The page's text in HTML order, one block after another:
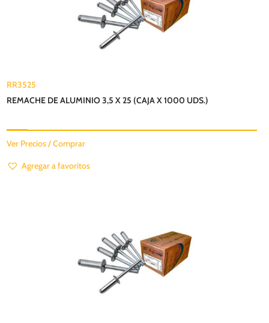
RR3525
REMACHE DE ALUMINIO 3,5 X 25 (CAJA X 1000 UDS.)
Ver Precios / Comprar
Agregar a favoritos